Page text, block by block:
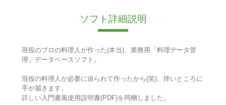
ソフト詳細説明
現役のプロの料理人が作った(本当)、業務用「料理データ管
理」データベースソフト。
現役の料理人が必要に迫られて作ったから(笑)、痒いところに
手が届きます。
詳しい入門書風使用説明書(PDF)を同梱しました。